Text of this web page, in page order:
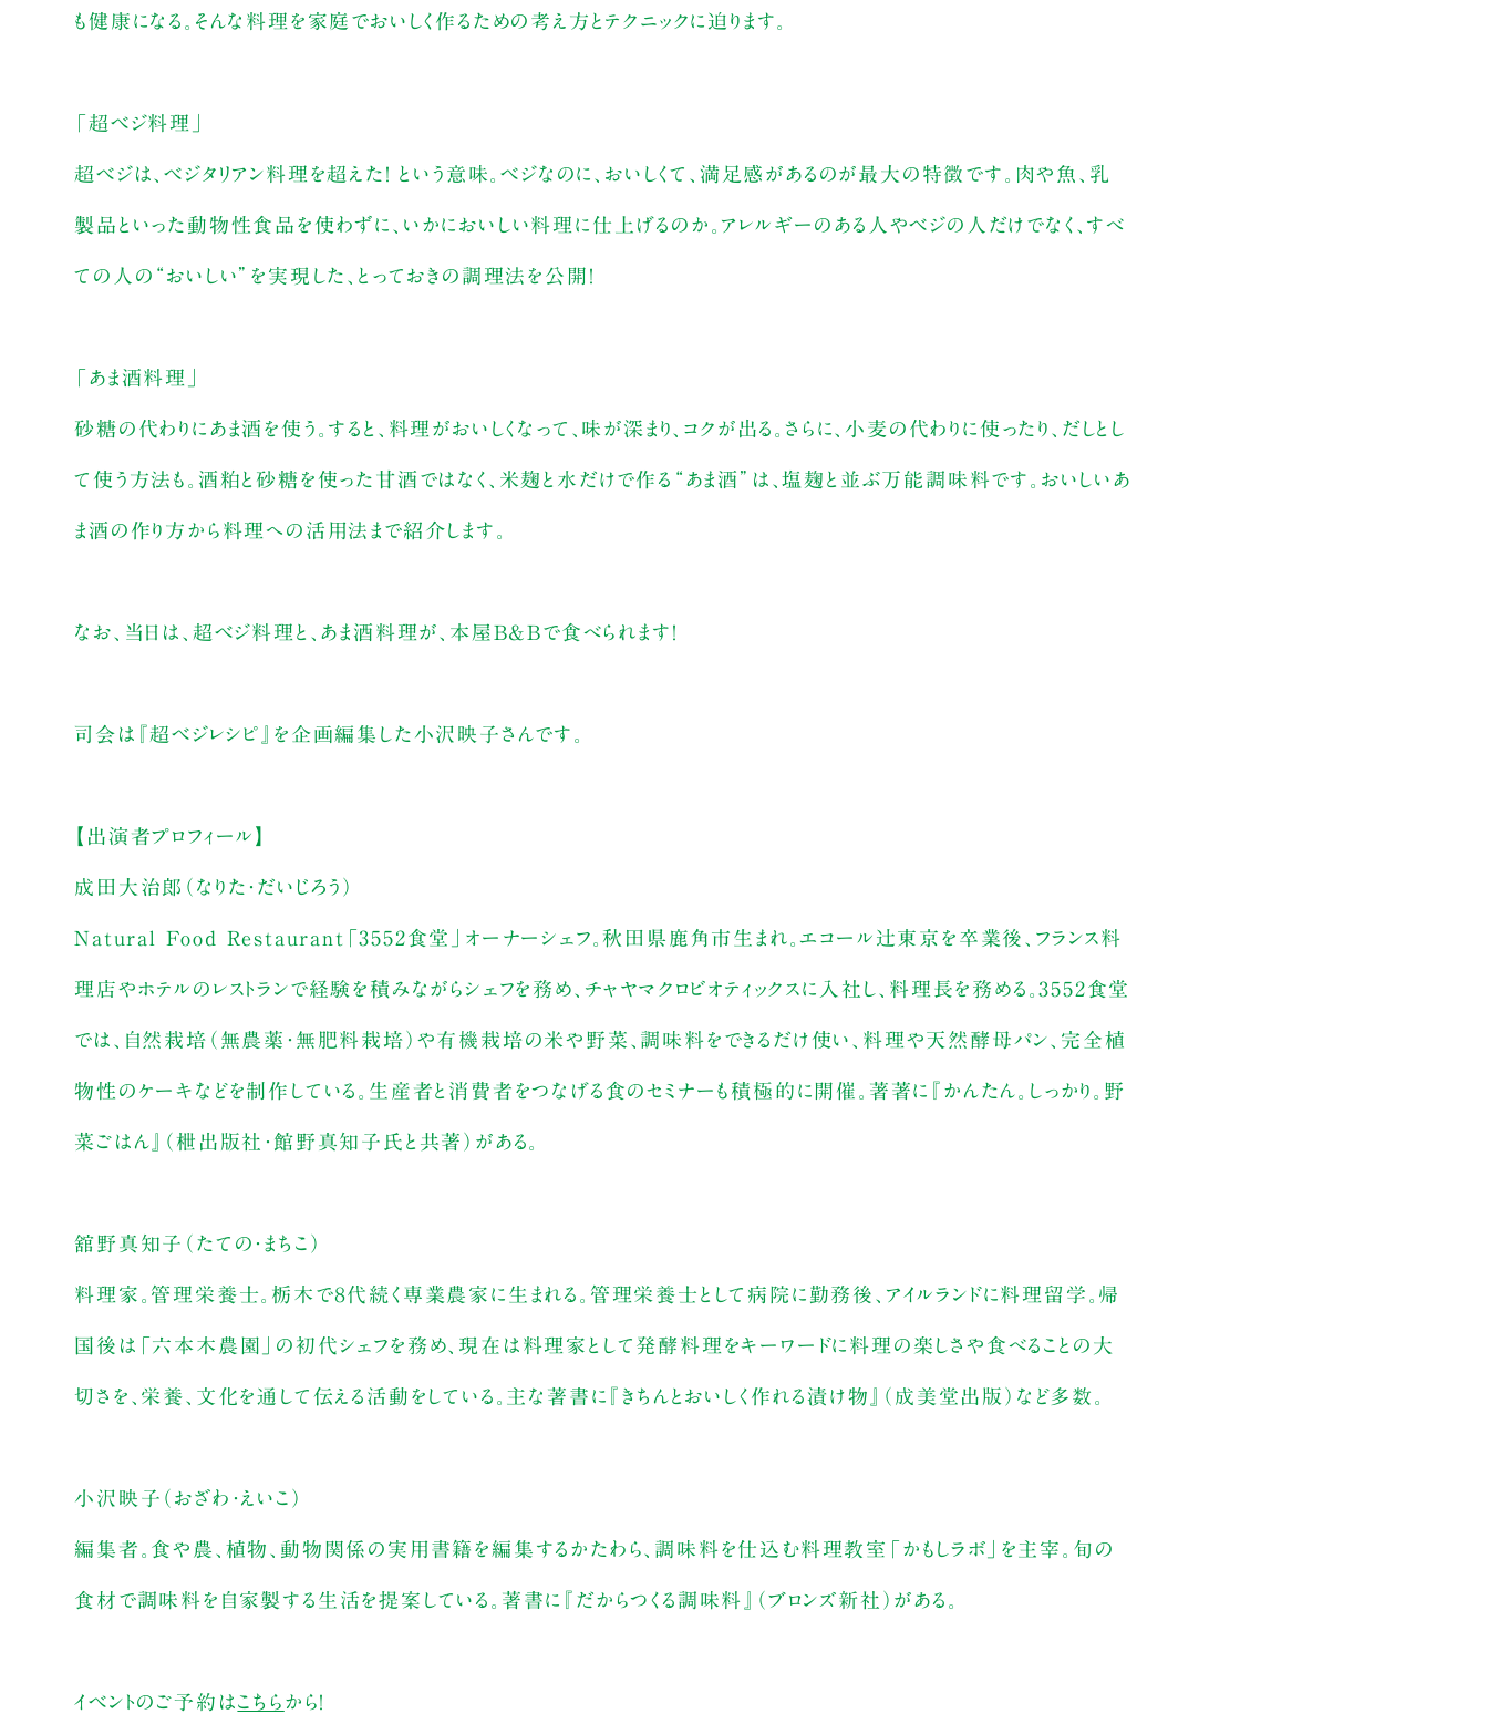
も健康になる。そんな料理を家庭でおいしく作るための考え方とテクニックに迫ります。
「超ベジ料理」
超ベジは、ベジタリアン料理を超えた！ という意味。ベジなのに、おいしくて、満足感があるのが最大の特徴です。肉や魚、乳
製品といった動物性食品を使わずに、いかにおいしい料理に仕上げるのか。アレルギーのある人やベジの人だけでなく、すべ
ての人の“おいしい”を実現した、とっておきの調理法を公開！
「あま酒料理」
砂糖の代わりにあま酒を使う。すると、料理がおいしくなって、味が深まり、コクが出る。さらに、小麦の代わりに使ったり、だしとし
て使う方法も。酒粕と砂糖を使った甘酒ではなく、米麹と水だけで作る“あま酒”は、塩麹と並ぶ万能調味料です。おいしいあ
ま酒の作り方から料理への活用法まで紹介します。
なお、当日は、超ベジ料理と、あま酒料理が、本屋B&Bで食べられます！
司会は『超ベジレシピ』を企画編集した小沢映子さんです。
【出演者プロフィール】
成田大治郎（なりた・だいじろう）
Natural Food Restaurant「3552食堂」オーナーシェフ。秋田県鹿角市生まれ。エコール辻東京を卒業後、フランス料
理店やホテルのレストランで経験を積みながらシェフを務め、チャヤマクロビオティックスに入社し、料理長を務める。3552食堂
では、自然栽培（無農薬・無肥料栽培）や有機栽培の米や野菜、調味料をできるだけ使い、料理や天然酵母パン、完全植
物性のケーキなどを制作している。生産者と消費者をつなげる食のセミナーも積極的に開催。著著に『かんたん。しっかり。野
菜ごはん』（枻出版社・館野真知子氏と共著）がある。
舘野真知子（たての・まちこ）
料理家。管理栄養士。栃木で８代続く専業農家に生まれる。管理栄養士として病院に勤務後、アイルランドに料理留学。帰
国後は「六本木農園」の初代シェフを務め、現在は料理家として発酵料理をキーワードに料理の楽しさや食べることの大
切さを、栄養、文化を通して伝える活動をしている。主な著書に『きちんとおいしく作れる漬け物』（成美堂出版）など多数。
小沢映子（おざわ・えいこ）
編集者。食や農、植物、動物関係の実用書籍を編集するかたわら、調味料を仕込む料理教室「かもしラボ」を主宰。旬の
食材で調味料を自家製する生活を提案している。著書に『だからつくる調味料』（ブロンズ新社）がある。
イベントのご予約はこちら から！